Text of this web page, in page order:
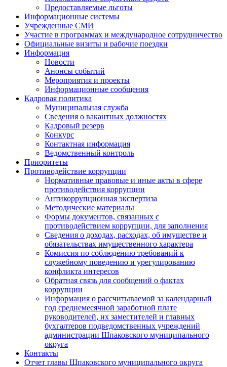
Предоставляемые льготы
Информационные системы
Учрежденные СМИ
Участие в программах и международное сотрудничество
Официальные визиты и рабочие поездки
Информация
Новости
Анонсы событий
Мероприятия и проекты
Информационные сообщения
Кадровая политика
Муниципальная служба
Сведения о вакантных должностях
Кадровый резерв
Конкурс
Контактная информация
Ведомственный контроль
Приоритеты
Противодействие коррупции
Нормативные правовые и иные акты в сфере
противодействия коррупции
Антикоррупционная экспертиза
Методические материалы
Формы документов, связанных с
противодействием коррупции, для заполнения
Сведения о доходах, расходах, об имуществе и
обязательствах имущественного характера
Комиссия по соблюдению требований к
служебному поведению и урегулированию
конфликта интересов
Обратная связь для сообщений о фактах
коррупции
Информация о рассчитываемой за календарный
год среднемесячной заработной плате
руководителей, их заместителей и главных
бухгалтеров подведомственных учреждений
администрации Шпаковского муниципального
округа
Контакты
Отчет главы Шпаковского муниципального округа